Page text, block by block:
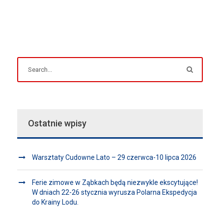
Ostatnie wpisy
Warsztaty Cudowne Lato – 29 czerwca-10 lipca 2026
Ferie zimowe w Ząbkach będą niezwykle ekscytujące!
W dniach 22-26 stycznia wyrusza Polarna Ekspedycja
do Krainy Lodu.